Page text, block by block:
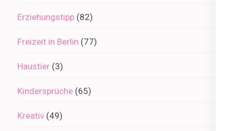
Erziehungstipp (82)
Freizeit in Berlin (77)
Haustier (3)
Kindersprüche (65)
Kreativ (49)